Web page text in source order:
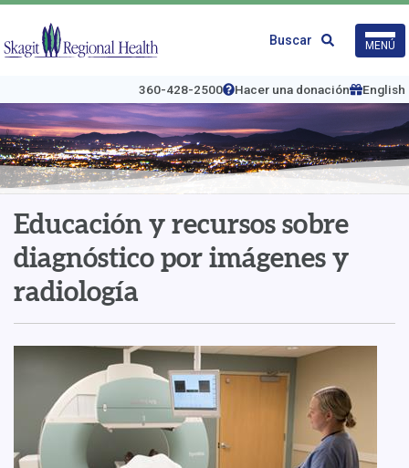
Ir
contenido
de
Health
360-428-2500 Hacer una donación English
Buscar MENÚ
Educación y recursos sobre
diagnóstico por imágenes y
radiología